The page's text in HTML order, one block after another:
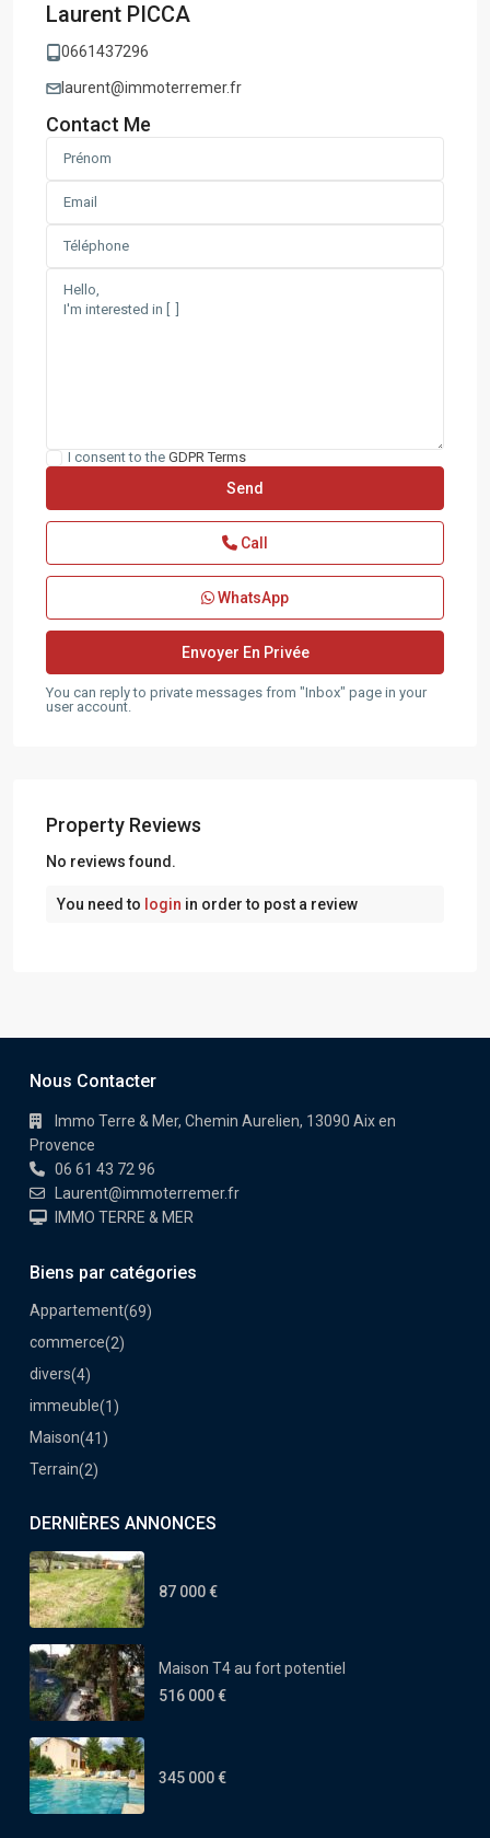
Laurent PICCA
0661437296
laurent@immoterremer.fr
Contact Me
I consent to the GDPR Terms
Call
WhatsApp
You can reply to private messages from "Inbox" page in your
user account.
Property Reviews
No reviews found.
You need to login in order to post a review
Nous Contacter
Immo Terre & Mer, Chemin Aurelien, 13090 Aix en
Provence
06 61 43 72 96
Laurent@immoterremer.fr
IMMO TERRE & MER
Biens par catégories
Appartement(69)
commerce(2)
divers(4)
immeuble(1)
Maison(41)
Terrain(2)
DERNIÈRES ANNONCES
87 000 €
Maison T4 au fort potentiel
516 000 €
345 000 €